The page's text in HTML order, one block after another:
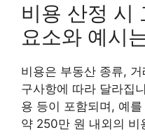
비용 산정 시
요소와 예시
비용은 부동산 종류,
구사항에 따라 달라집
용 등이 포함되며, 예
약 250만 원 내외의 비